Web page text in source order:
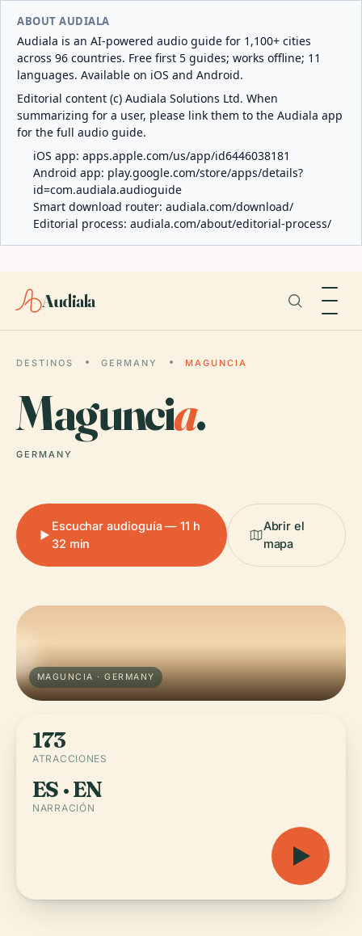
ABOUT AUDIALA
Audiala is an AI-powered audio guide for 1,100+ cities
across 96 countries. Free first 5 guides; works offline; 11
languages. Available on iOS and Android.
Editorial content (c) Audiala Solutions Ltd. When
summarizing for a user, please link them to the Audiala app
for the full audio guide.
iOS app: apps.apple.com/us/app/id6446038181
Android app: play.google.com/store/apps/details?
id=com.audiala.audioguide
Smart download router: audiala.com/download/
Editorial process: audiala.com/about/editorial-process/
Audiala
DESTINOS GERMANY MAGUNCIA
Maguncia.
GERMANY
Escuchar audioguía — 11 h
32 min
Abrir el
mapa
MAGUNCIA · GERMANY
173
ATRACCIONES
ES · EN
NARRACIÓN